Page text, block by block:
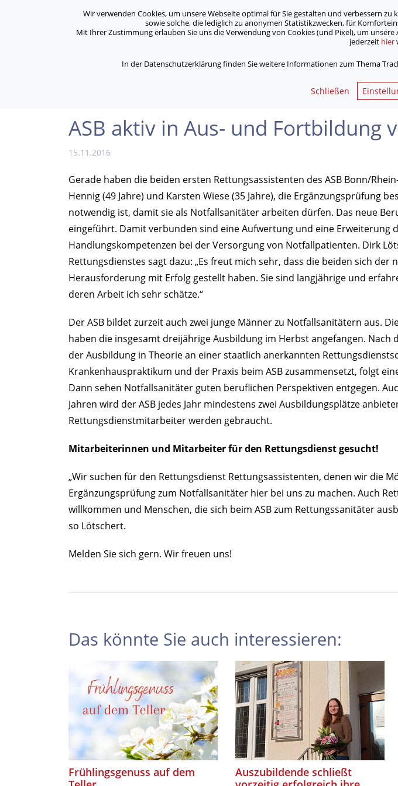
Standorte Jobs / Karriere
ASB Bonn/Rhein-Sieg/Eifel e.V.
Unsere Angebote Jobs
ASB aktiv in Aus- und Fortbildung von Rettungsdienstkräften
ASB aktiv in Aus- und Fortbildung
15.11.2016
Gerade haben die beiden ersten Rettungsassistenten des ASB Bonn/
Hennig (49 Jahre) und Karsten Wiese (35 Jahre), die Ergänzungsprüfung
notwendig ist, damit sie als Notfallsanitäter arbeiten dürfen. Das neue
eingeführt. Damit verbunden sind eine Aufwertung und eine Erweiterung
Handlungskompetenzen bei der Versorgung von Notfallpatienten. Dirk
Rettungsdienstes sagt dazu: „Es freut mich sehr, dass die beiden sich der
Herausforderung mit Erfolg gestellt haben. Sie sind langjährige und
deren Arbeit ich sehr schätze.“
Der ASB bildet zurzeit auch zwei junge Männer zu Notfallsanitätern aus.
haben die insgesamt dreijährige Ausbildung im Herbst angefangen. Nach
der Ausbildung in Theorie an einer staatlich anerkannten
Krankenhauspraktikum und der Praxis beim ASB zusammensetzt, folgt
Dann sehen Notfallsanitäter guten beruflichen Perspektiven entgegen.
Jahren wird der ASB jedes Jahr mindestens zwei Ausbildungsplätze
Rettungsdienstmitarbeiter werden gebraucht.
Mitarbeiterinnen und Mitarbeiter für den Rettungsdienst gesucht!
„Wir suchen für den Rettungsdienst Rettungsassistenten, denen wir die
Ergänzungsprüfung zum Notfallsanitäter hier bei uns zu machen. Auch
willkommen und Menschen, die sich beim ASB zum Rettungssanitäter
so Lötschert.
Melden Sie sich gern. Wir freuen uns!
Das könnte Sie auch interessieren:
Frühlingsgenuss auf dem
Auszubildende schließt
Wir verwenden Cookies, um unsere Webseite optimal für Sie gestalten und verbessern
sowie solche, die lediglich zu anonymen Statistikzwecken, für
Mit Ihrer Zustimmung erlauben Sie uns die Verwendung von Cookies (und Pixel), um
jederzeit hier
In der Datenschutzerklärung finden Sie weitere Informationen zum Thema
Schließen